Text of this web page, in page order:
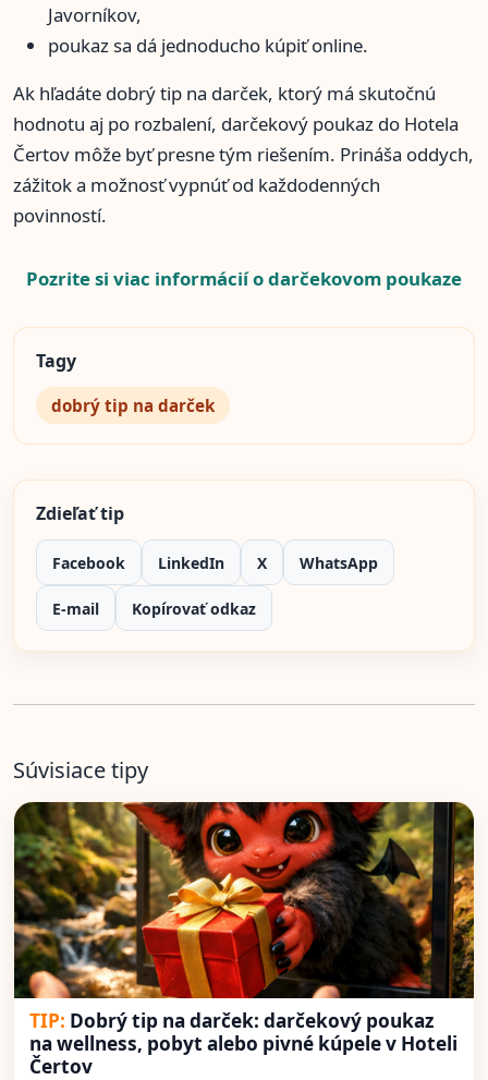
Javorníkov,
poukaz sa dá jednoducho kúpiť online.
Ak hľadáte dobrý tip na darček, ktorý má skutočnú
hodnotu aj po rozbalení, darčekový poukaz do Hotela
Čertov môže byť presne tým riešením. Prináša oddych,
zážitok a možnosť vypnúť od každodenných
povinností.
Pozrite si viac informácií o darčekovom poukaze
Tagy
dobrý tip na darček
Zdieľať tip
Facebook LinkedIn X WhatsApp
E-mail Kopírovať odkaz
Súvisiace tipy
Dobrý tip na darček: darčekový poukaz
na wellness, pobyt alebo pivné kúpele v Hoteli
Čertov